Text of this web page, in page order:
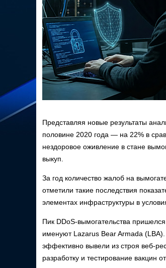
Представляя новые результаты
половине 2020 года — на 22% в
нездоровое оживление в стане
выкуп.
За год количество жалоб на
отметили такие последствия
элементах инфраструктуры в
Пик DDoS-вымогательства
именуют Lazarus Bear Armada
эффективно вывели из строя веб-
разработку и тестирование вакцин